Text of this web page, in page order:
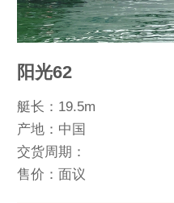
阳光62
艇长：19.5m
产地：中国
交货周期：
售价：面议